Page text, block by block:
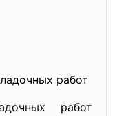
работ
работ